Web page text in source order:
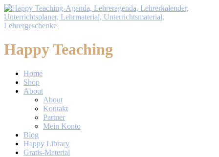
Happy Teaching
Home
Shop
About
About
Kontakt
Partner
Mein Konto
Blog
Happy Library
Gratis-Material